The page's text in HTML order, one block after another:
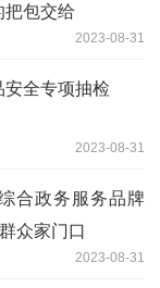
把包交给
2023-08-31
全专项抽检
2023-08-31
合政务服务品牌
众家门口
2023-08-31